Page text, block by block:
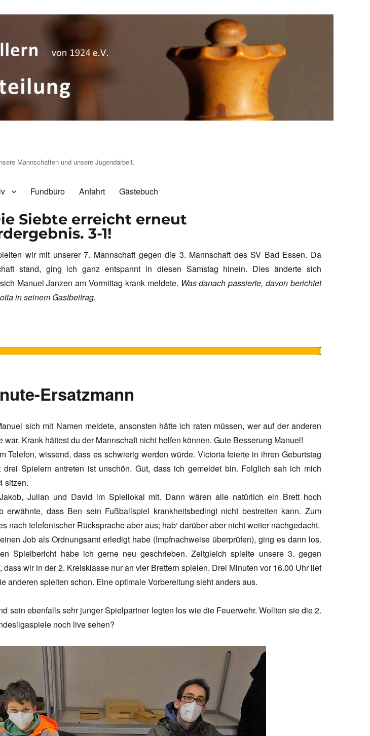
Mannschaften und unsere Jugendarbeit.
Fundbüro Anfahrt Gästebuch
Siebte erreicht erneut
3-1!
wir mit unserer 7. Mannschaft gegen die 3. Mannschaft des SV Bad Essen. Da
stand, ging ich ganz entspannt in diesen Samstag hinein. Dies änderte sich
Manuel Janzen am Vormittag krank meldete. Was danach passierte, davon berichtet
in seinem Gastbeitrag.
Ersatzmann
sich mit Namen meldete, ansonsten hätte ich raten müssen, wer auf der anderen
war. Krank hättest du der Mannschaft nicht helfen können. Gute Besserung Manuel!
Telefon, wissend, dass es schwierig werden würde. Victoria feierte in ihren Geburtstag
drei Spielern antreten ist unschön. Gut, dass ich gemeldet bin. Folglich sah ich mich
sitzen.
Julian und David im Spiellokal mit. Dann wären alle natürlich ein Brett hoch
erwähnte, dass Ben sein Fußballspiel krankheitsbedingt nicht bestreiten kann. Zum
nach telefonischer Rücksprache aber aus; hab‘ darüber aber nicht weiter nachgedacht.
Job als Ordnungsamt erledigt habe (Impfnachweise überprüfen), ging es dann los.
Spielbericht habe ich gerne neu geschrieben. Zeitgleich spielte unsere 3. gegen
dass wir in der 2. Kreisklasse nur an vier Brettern spielen. Drei Minuten vor 16.00 Uhr lief
anderen spielten schon. Eine optimale Vorbereitung sieht anders aus.
sein ebenfalls sehr junger Spielpartner legten los wie die Feuerwehr. Wollten sie die 2.
noch live sehen?